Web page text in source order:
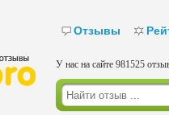
Отзывы
У нас на сайте 981525